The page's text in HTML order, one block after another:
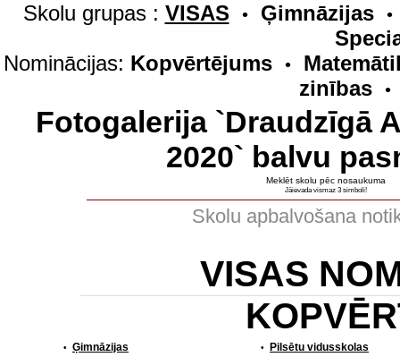
Skolu grupas : VISAS • Ģimnāzijas •
Nominācijas: Kopvērtējums •
zinības
•
Fotogalerija `Draudzīgā
2020` balvu
Meklēt skolu pēc nosaukuma
Jāievada vismaz 3 simboli!
Skolu apbalvošana
VISAS
• Ģimnāzijas • Pilsētu vidusskolas